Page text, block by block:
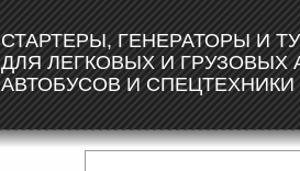
СТАРТЕРЫ, ГЕНЕРАТОРЫ И
ДЛЯ ЛЕГКОВЫХ И ГРУЗОВЫХ
АВТОБУСОВ И СПЕЦТЕХНИКИ